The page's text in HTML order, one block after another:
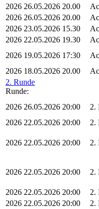
2026 26.05.2026 20.00
2026 26.05.2026 20.00
2026 23.05.2026 15.30
2026 22.05.2026 19.30
2026 19.05.2026 17:30
2026 18.05.2026 20.00
2. Runde
Runde:
2026 26.05.2026 20:00 2.
2026 22.05.2026 20:00 2.
2026 22.05.2026 20:00 2.
2026 22.05.2026 20:00 2.
2026 22.05.2026 20:00 2.
2026 22.05.2026 20:00 2.